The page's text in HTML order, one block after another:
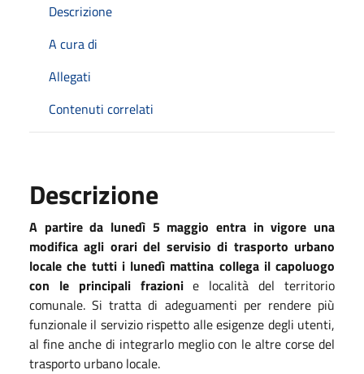
Descrizione
A cura di
Allegati
Contenuti correlati
Descrizione
A partire da lunedì 5 maggio entra in vigore una
modifica agli orari del servisio di trasporto urbano
locale che tutti i lunedì mattina collega il capoluogo
con le principali frazionie località del territorio
comunale. Si tratta di adeguamenti per rendere più
funzionale il servizio rispetto alle esigenze degli utenti,
al fine anche di integrarlo meglio con le altre corse del
trasporto urbano locale.